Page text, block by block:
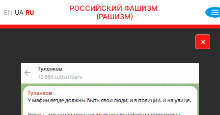
EN UA RU
РОССИЙСКИЙ ФАШИЗМ
(РАШИЗМ)
✕